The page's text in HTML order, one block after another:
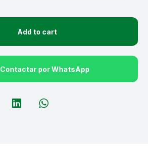
Add to cart
Contactar por WhatsApp